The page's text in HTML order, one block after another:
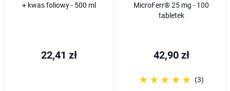
+ kwas foliowy - 500 ml
22,41 zł
MicroFerr® 25 mg - 100
tabletek
42,90 zł
☆☆☆☆☆
★★★★★ (3)